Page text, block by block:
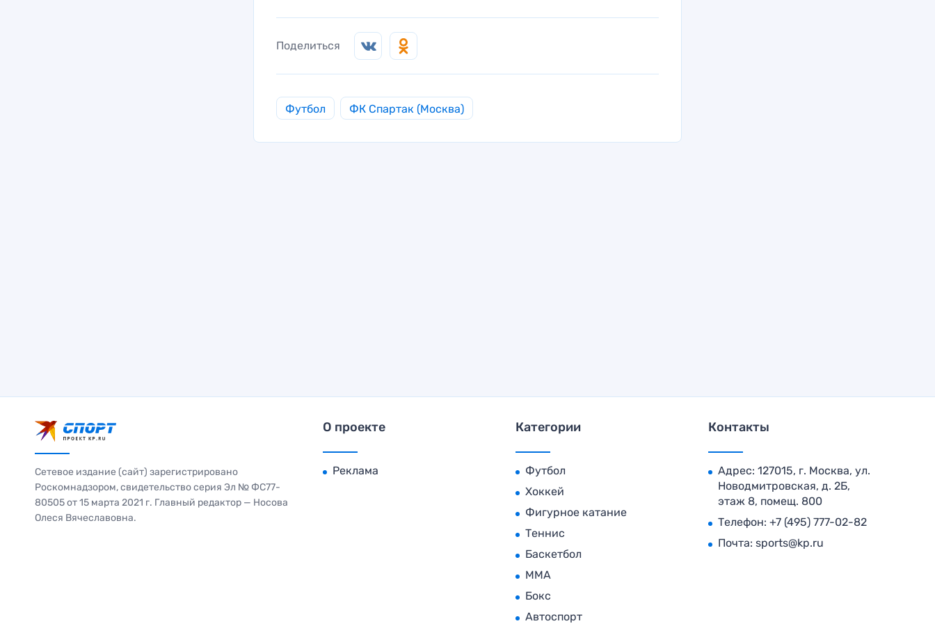
Поделиться
Футбол ФК Спартак (Москва)
Сетевое издание (сайт) зарегистрировано
Роскомнадзором, свидетельство серия Эл № ФС77-
80505 от 15 марта 2021 г. Главный редактор — Носова
Олеся Вячеславовна.
О проекте
Реклама
Категории
Футбол
Хоккей
Фигурное катание
Теннис
Баскетбол
MMA
Бокс
Автоспорт
Контакты
Адрес: 127015, г. Москва, ул.
Новодмитровская, д. 2Б,
этаж 8, помещ. 800
Телефон: +7 (495) 777-02-82
Почта: sports@kp.ru